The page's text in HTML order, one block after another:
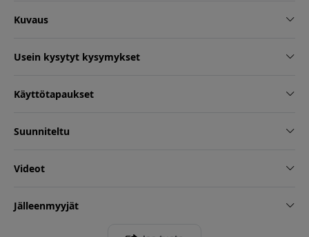
Kuvaus
Usein kysytyt kysymykset
Käyttötapaukset
Suunniteltu
Videot
Jälleenmyyjät